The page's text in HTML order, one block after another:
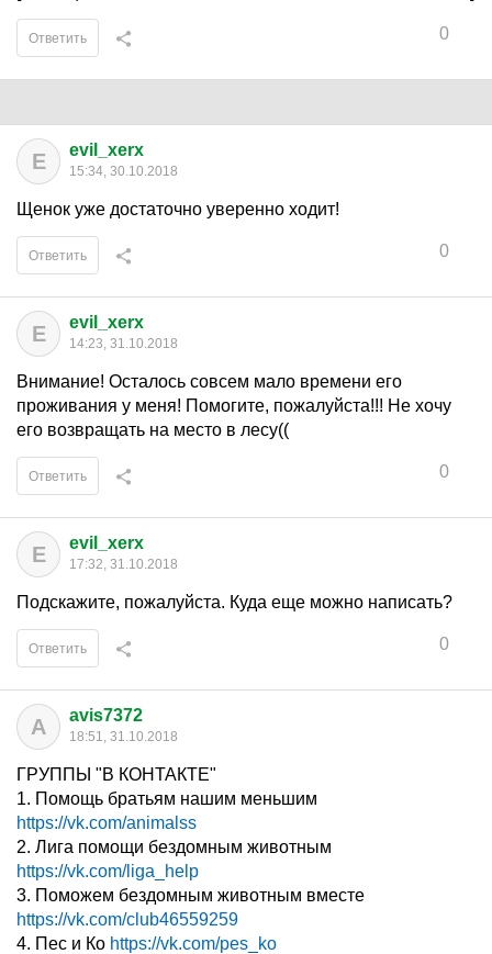
0
Ответить
E evil_xerx
15:34, 30.10.2018
Щенок уже достаточно уверенно ходит!
0
Ответить
E evil_xerx
14:23, 31.10.2018
Внимание! Осталось совсем мало времени его
проживания у меня! Помогите, пожалуйста!!! Не хочу
его возвращать на место в лесу((
0
Ответить
E evil_xerx
17:32, 31.10.2018
Подскажите, пожалуйста. Куда еще можно написать?
0
Ответить
A avis7372
18:51, 31.10.2018
ГРУППЫ "В КОНТАКТЕ"
1. Помощь братьям нашим меньшим
https://vk.com/animalss
2. Лига помощи бездомным животным
https://vk.com/liga_help
3. Поможем бездомным животным вместе
https://vk.com/club46559259
4. Пес и Ко https://vk.com/pes_ko